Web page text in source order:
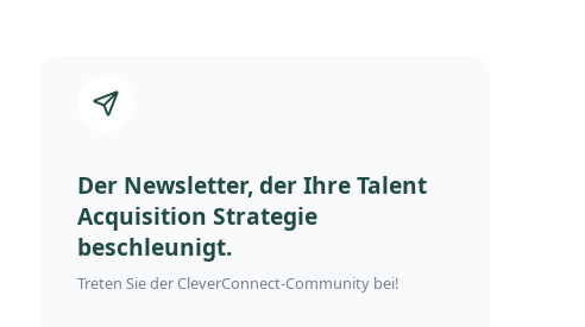
Der Newsletter, der Ihre Talent
Acquisition Strategie
beschleunigt.
Treten Sie der CleverConnect-Community bei!